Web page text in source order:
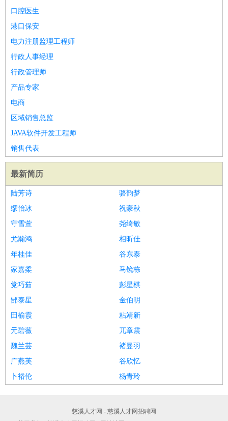
口腔医生
港口保安
电力注册监理工程师
行政人事经理
行政管理师
产品专家
电商
区域销售总监
JAVA软件开发工程师
销售代表
最新简历
陆芳诗
骆韵梦
缪怡冰
祝豪秋
守雪萱
尧绮敏
尤瀚鸿
相昕佳
年桂佳
谷东泰
家嘉柔
马镜栋
党巧茹
彭星棋
郜泰星
金伯明
田榆霞
粘靖新
元碧薇
兀章震
魏兰芸
褚曼羽
广燕芙
谷欣忆
卜裕伦
杨青玲
慈溪人才网 - 慈溪人才网招聘网